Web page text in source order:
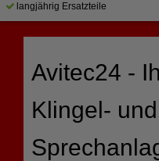
langjährig Ersatzteile
Avitec24 -
Klingel- und